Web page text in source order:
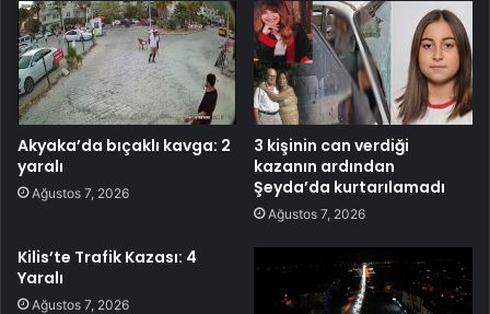
Akyaka’da bıçaklı kavga: 2
yaralı
Ağustos 7, 2026
3 kişinin can verdiği
kazanın ardından
Şeyda’da kurtarılamadı
Ağustos 7, 2026
Kilis’te Trafik Kazası: 4
Yaralı
Ağustos 7, 2026